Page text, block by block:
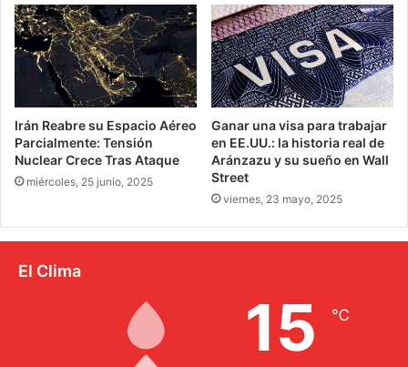
Irán Reabre su Espacio Aéreo
Parcialmente: Tensión
Nuclear Crece Tras Ataque
miércoles, 25 junio, 2025
Ganar una visa para trabajar
en EE.UU.: la historia real de
Aránzazu y su sueño en Wall
Street
viernes, 23 mayo, 2025
El Clima
15 ℃